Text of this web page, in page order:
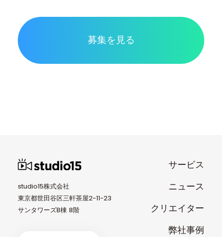
募集を見る
studio15株式会社
東京都世田谷区三軒茶屋2-11-23
サンタワーズB棟 8階
サービス
ニュース
クリエイター
弊社事例